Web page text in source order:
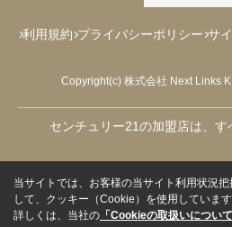
利用規約 プライバシーポリシー サ
Copyright(c) 株式会社 Next Links
センチュリー21の加盟店は、す
当サイトでは、お客様の当サイト利用状況
して、クッキー（Cookie）を使用しています
詳しくは、当社の 「Cookieの取扱いについて